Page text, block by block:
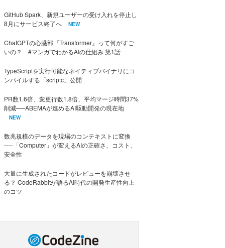
GitHub Spark、新規ユーザーの受け入れを停止し
8月にサービス終了へ
NEW
ChatGPTの心臓部『Transformer』って何がすご
いの？ #マンガでわかるAIの仕組み 第1話
TypeScriptを実行可能なネイティブバイナリにコ
ンパイルする「scriptc」公開
PR数1.6倍、変更行数1.8倍、平均マージ時間37%
削減──ABEMAが進めるAI駆動開発の現在地
NEW
数兆規模のデータを現場のコンテキストに変換
──「Computer」が変えるAIの正確さ、コスト、
安全性
大量に生成されたコードがレビューを崩壊させ
る？ CodeRabbitが語るAI時代の開発生産性向上
のコツ